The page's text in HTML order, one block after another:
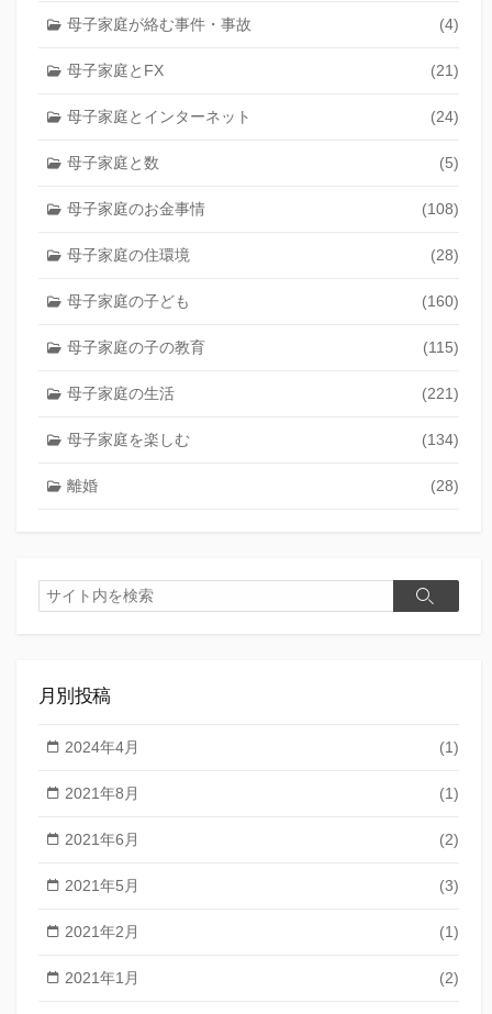
母子家庭が絡む事件・事故 (4)
母子家庭とFX (21)
母子家庭とインターネット (24)
母子家庭と数 (5)
母子家庭のお金事情 (108)
母子家庭の住環境 (28)
母子家庭の子ども (160)
母子家庭の子の教育 (115)
母子家庭の生活 (221)
母子家庭を楽しむ (134)
離婚 (28)
検
索
検
月別投稿
2024年4月 (1)
2021年8月 (1)
2021年6月 (2)
2021年5月 (3)
2021年2月 (1)
2021年1月 (2)